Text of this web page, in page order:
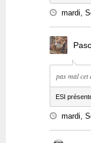
mardi,
pas mal cet
ESI
mardi,